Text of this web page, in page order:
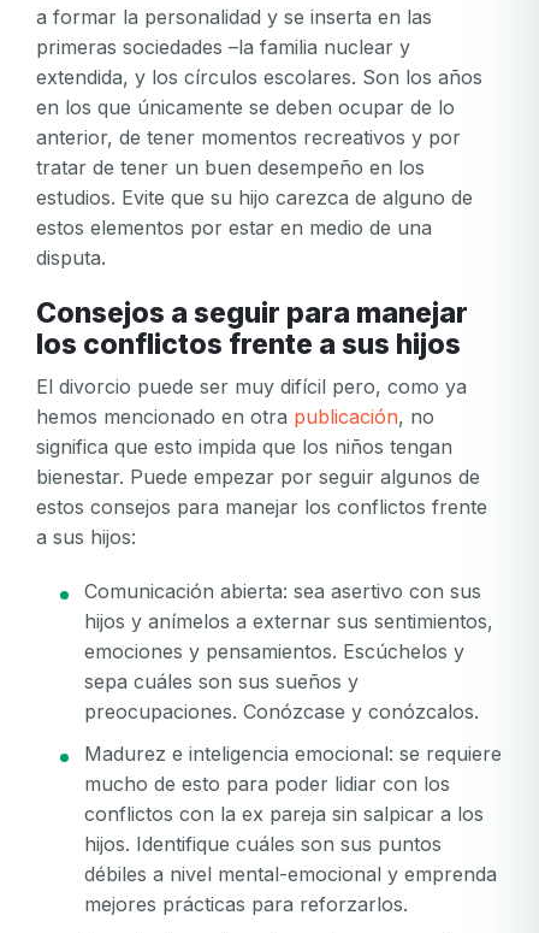
a formar la personalidad y se inserta en las
primeras sociedades –la familia nuclear y
extendida, y los círculos escolares. Son los años
en los que únicamente se deben ocupar de lo
anterior, de tener momentos recreativos y por
tratar de tener un buen desempeño en los
estudios. Evite que su hijo carezca de alguno de
estos elementos por estar en medio de una
disputa.
Consejos a seguir para manejar
los conflictos frente a sus hijos
El divorcio puede ser muy difícil pero, como ya
hemos mencionado en otra publicación, no
significa que esto impida que los niños tengan
bienestar. Puede empezar por seguir algunos de
estos consejos para manejar los conflictos frente
a sus hijos:
Comunicación abierta: sea asertivo con sus
hijos y anímelos a externar sus sentimientos,
emociones y pensamientos. Escúchelos y
sepa cuáles son sus sueños y
preocupaciones. Conózcase y conózcalos.
Madurez e inteligencia emocional: se requiere
mucho de esto para poder lidiar con los
conflictos con la ex pareja sin salpicar a los
hijos. Identifique cuáles son sus puntos
débiles a nivel mental-emocional y emprenda
mejores prácticas para reforzarlos.